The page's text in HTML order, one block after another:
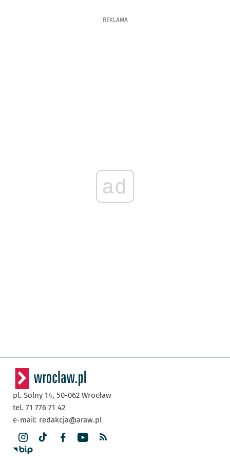
REKLAMA
ad
pl. Solny 14, 50-062 Wrocław
tel. 71 776 71 42
e-mail: redakcja@araw.pl